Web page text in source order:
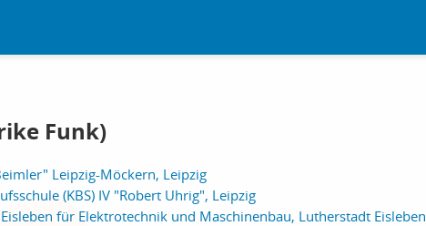
Funk)
Leipzig-Möckern, Leipzig
(KBS) IV "Robert Uhrig", Leipzig
für Elektrotechnik und Maschinenbau, Lutherstadt Eisleben